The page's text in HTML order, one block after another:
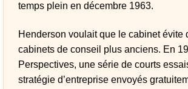
temps plein en décembre 1963.
Henderson voulait que le cabinet évite
cabinets de conseil plus anciens. En
Perspectives, une série de courts
stratégie d’entreprise envoyés